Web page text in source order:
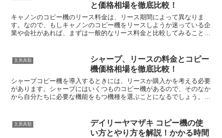
と価格相場を徹底比較！
キャノンのコピー機のリース料金は、リース期間によって異なりま
す。なので、もしキャノンのコピー機をリースしようか迷っている企
業や会社があれば、まずは一般的なリース料金と比較してみることを
文房具類
シャープ、リースの料金とコピー
機価格相場を徹底比較！
シャープコピー機を導入するときには、リースか購入かを考える必要
があります。シャープにはいくつものコピー機があるので、そのなか
から自分たちに必要な機能をもつ機種を選ぶことになるでしょう。そ
文房具類
デイリーヤマザキ コピー機の使
い方とやり方を解説！かかる時間